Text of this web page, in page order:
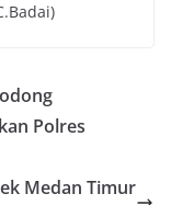
Polres
Medan Timur